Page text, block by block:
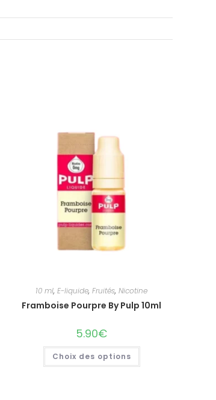
10 ml, E-liquide, Fruités, Nicotine
Framboise Pourpre By Pulp 10ml
5.90€
Choix des options